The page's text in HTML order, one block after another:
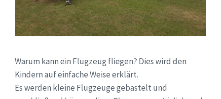
Warum kann ein Flugzeug fliegen? Dies wird den
Kindern auf einfache Weise erklärt.
Es werden kleine Flugzeuge gebastelt und